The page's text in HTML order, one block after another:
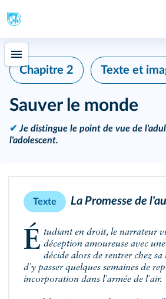
Chapitre 2 Texte et
Sauver le monde
✔ Je distingue le point de vue de
l'adolescent.
Texte La Promesse de
Étudiant en droit, le narrateur vient de vivre une déception amoureuse avec
décide alors de rentrer chez
d'y passer quelques semaines de
incorporation dans l'armée de l'air.